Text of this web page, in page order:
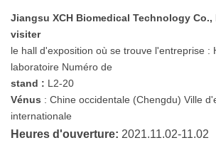
Jiangsu XCH Biomedical Technology
visiter
le hall d'exposition où se trouve l'entreprise :
laboratoire Numéro de
stand : L2-20
Vénus : Chine occidentale (Chengdu) Ville
internationale
Heures d'ouverture: 2021.11.02-11.02